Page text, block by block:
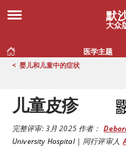
默
大众
医学主题
< 婴儿和儿童中的症状
儿童皮疹
完整评审:3月 2025作者：
University Hospital| 同行评审人